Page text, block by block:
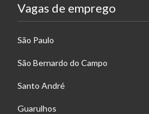
Vagas de emprego
São Paulo
São Bernardo do Campo
Santo André
Guarulhos